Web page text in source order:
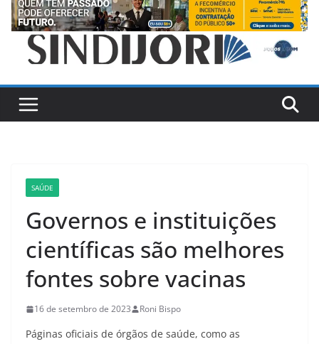
SAÚDE
Governos e instituições
científicas são melhores
fontes sobre vacinas
16 de setembro de 2023 Roni Bispo
Páginas oficiais de órgãos de saúde, como as